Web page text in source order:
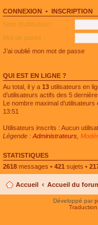
é
c
e
n
t
l
u
s
é
e
u
l
e
l
s
e
n
t
CONNEXION • INSCRIPTION
Nom d’utilisateur :
Mot de passe :
J’ai oublié mon mot de passe
QUI EST EN LIGNE ?
Au total, il y a 13 utilisateurs en
d’utilisateurs actifs des 5
Le nombre maximal
13:51
Utilisateurs inscrits : Aucun
Légende : Administrateurs
STATISTIQUES
2618 messages • 421 sujets •
Accueil Accueil du
Développé par